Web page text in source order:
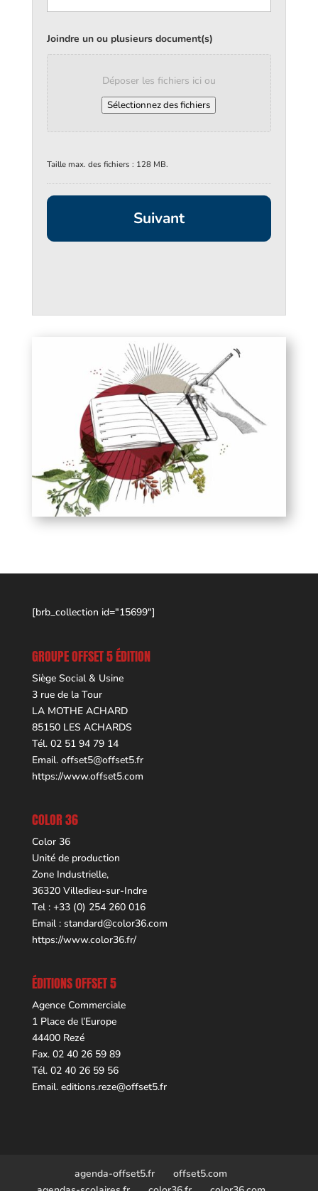
Joindre un ou plusieurs document(s)
Déposer les fichiers ici ou
Sélectionnez des fichiers
Taille max. des fichiers : 128 MB.
[brb_collection id="15699"]
GROUPE OFFSET 5 ÉDITION
Siège Social & Usine
3 rue de la Tour
LA MOTHE ACHARD
85150 LES ACHARDS
Tél. 02 51 94 79 14
Email. offset5@offset5.fr
https://www.offset5.com
COLOR 36
Color 36
Unité de production
Zone Industrielle,
36320 Villedieu-sur-Indre
Tel : +33 (0) 254 260 016
Email : standard@color36.com
https://www.color36.fr/
ÉDITIONS OFFSET 5
Agence Commerciale
1 Place de l’Europe
44400 Rezé
Fax. 02 40 26 59 89
Tél. 02 40 26 59 56
Email. editions.reze@offset5.fr
agenda-offset5.fr
offset5.com